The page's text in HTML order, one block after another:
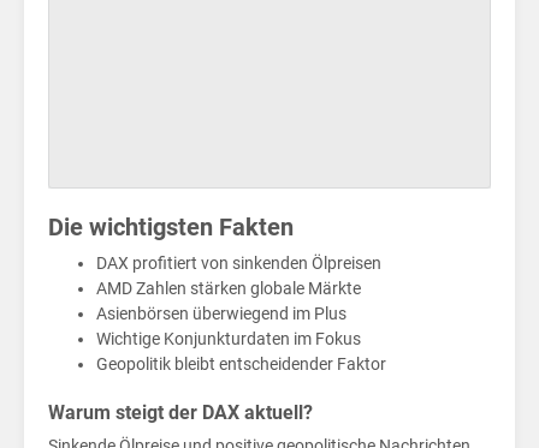
Die wichtigsten Fakten
DAX profitiert von sinkenden Ölpreisen
AMD Zahlen stärken globale Märkte
Asienbörsen überwiegend im Plus
Wichtige Konjunkturdaten im Fokus
Geopolitik bleibt entscheidender Faktor
Warum steigt der DAX aktuell?